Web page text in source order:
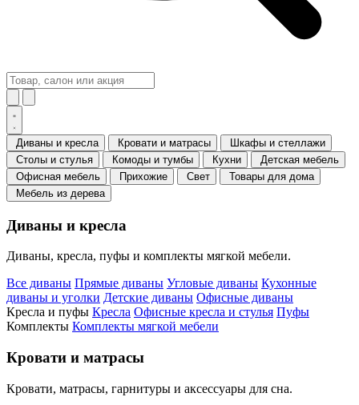
Диваны и кресла Кровати и матрасы
Шкафы и стеллажи
Столы и стулья
Комоды и тумбы Кухни
Детская мебель
Офисная мебель
Прихожие Свет
Товары для дома
Мебель из дерева
Диваны и кресла
Диваны, кресла, пуфы и комплекты мягкой мебели.
Все диваны Прямые диваны Угловые диваны Кухонные
диваны и уголки Детские диваны Офисные диваны
Кресла и пуфы Кресла Офисные кресла и стулья Пуфы
Комплекты Комплекты мягкой мебели
Кровати и матрасы
Кровати, матрасы, гарнитуры и аксессуары для сна.